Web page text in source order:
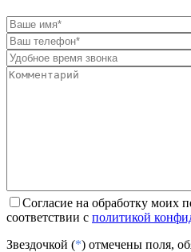
Согласие на обработку моих
соответствии с политикой
Звездочкой (*) отмечены поля,